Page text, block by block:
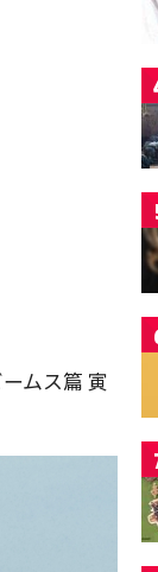
ムス篇 寅